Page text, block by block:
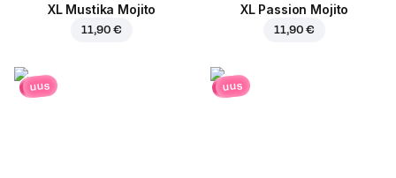
XL Mustika Mojito
11,90 €
XL Passion Mojito
11,90 €
uus uus